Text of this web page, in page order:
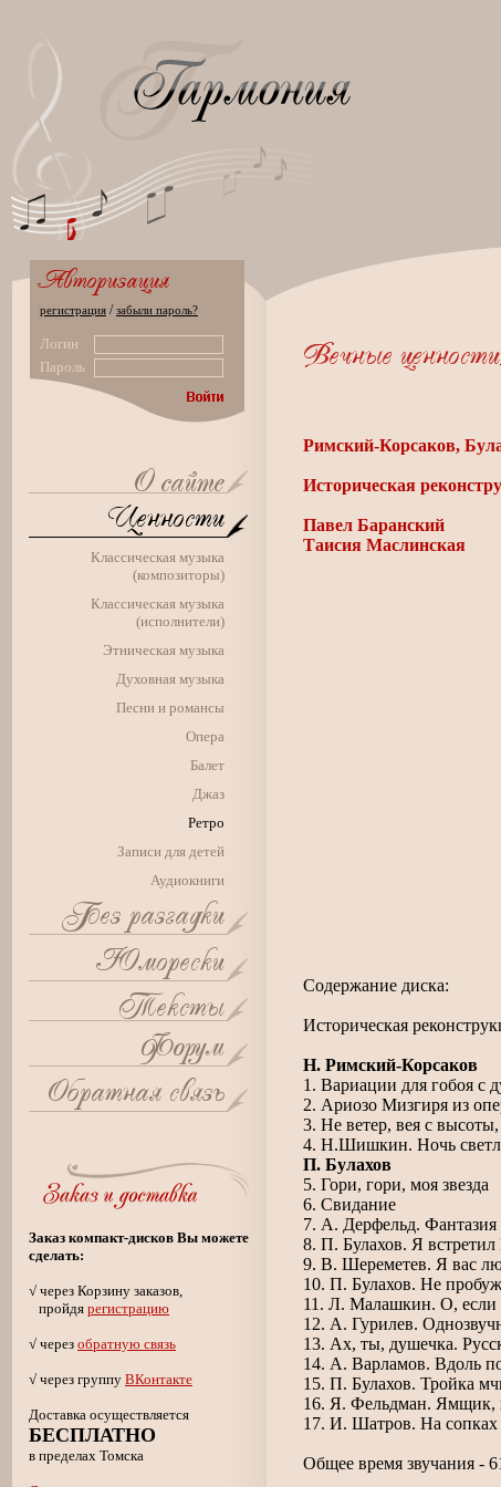
регистрация /забыли пароль?
Логин
Пароль
Классическая музыка
(композиторы)
Классическая музыка
(исполнители)
Этническая музыка
Духовная музыка
Песни и романсы
Опера
Балет
Джаз
Ретро
Записи для детей
Аудиокниги
Заказ компакт-дисков Вы можете
сделать:
√ через Корзину заказов,
пройдя регистрацию
√ через обратную связь
√ через группу ВКонтакте
Доставка осуществляется
БЕСПЛАТНО
в пределах Томска
Римский-Корсаков,
Историческая
Павел Баранский
Таисия Маслинская
Содержание диска:
Историческая
Н. Римский-Корсаков
1. Вариации для гобоя с
2. Ариозо Мизгиря из
3. Не ветер, вея с
4. Н.Шишкин. Ночь
П. Булахов
5. Гори, гори, моя звезда
6. Свидание
7. А. Дерфельд. Фантазия
8. П. Булахов. Я встретил
9. В. Шереметев. Я вас
10. П. Булахов. Не
11. Л. Малашкин. О, если
12. А. Гурилев.
13. Ах, ты, душечка.
14. А. Варламов. Вдоль
15. П. Булахов. Тройка
16. Я. Фельдман. Ямщик,
17. И. Шатров. На
Общее время звучания -